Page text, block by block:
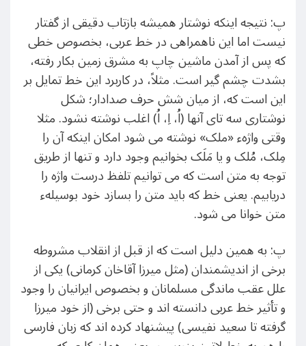
پ: نتیجه اینکه نوشتار همیشه بازتاب دقیقی از گفتار
نیست اما این ناهمراهی در خط عربی، بخصوص خطی
که پس از آمدن ماشین چاپ به مشرق زمین بکار رفته،
بشدت چشم گیر است. مثلاً، در کاربرد این خط تمایل بر
این است که، از میان شش حرف صدادار؛ شکل
نوشتاری سه تای آنها (اُ، اِ، اُ) اغلب نوشته نشود. مثلا
وقتی واژهء «ملک» نوشته می شود امکان اینکه آن را
مِلک، مُلک و یا مَلَک بخوانیم وجود دارد و تنها از طریق
توجه به متن است که می توانیم تلفظ درست واژه را
دریابیم. یعنی خط که باید متن را بسازد خود بوسیلهء
متن خوانا می شود.
پ: به همین دلیل است که از قبل از انقلاب مشروطه
برخی از اندیشمندان (مثل میرزا آقاخان کرمانی) یکی از
علل عقب ماندگی مسلمانان و بخصوص ایرانیان را وجود
و تأثیر خط عربی دانسته اند و حتی برخی (از خود میرزا
گرفته تا سعید نفیسی) پیشنهاد کرده اند که زبان فارسی